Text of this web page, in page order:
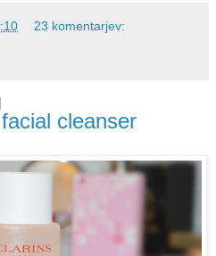
23 komentarjev:
cleanser